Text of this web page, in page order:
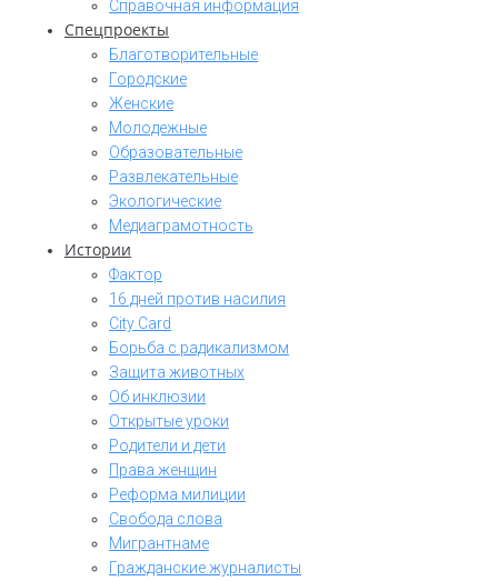
Cправочная информация
Спецпроекты
Благотворительные
Городские
Женские
Молодежные
Образовательные
Развлекательные
Экологические
Медиаграмотность
Истории
Фактор
16 дней против насилия
City Card
Борьба с радикализмом
Защита животных
Об инклюзии
Открытые уроки
Родители и дети
Права женщин
Реформа милиции
Свобода слова
Мигрантнаме
Гражданские журналисты